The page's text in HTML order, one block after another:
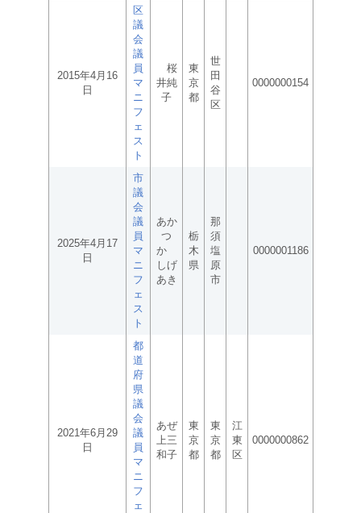
2015年4月16
日
区
議
会
議
員
マ
ニ
フ
ェ
ス
ト
桜
井純
子
東
京
都
世
田
谷
区
0000000154
2025年4月17
日
市
議
会
議
員
マ
ニ
フ
ェ
ス
ト
あか
つ
か
しげ
あき
栃
木
県
那
須
塩
原
市
0000001186
2021年6月29
日
都
道
府
県
議
会
議
員
マ
ニ
フ
ェ
あぜ
上三
和子
東
京
都
東
京
都
江
東
区
0000000862